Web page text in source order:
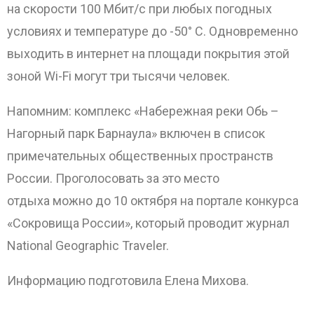
на скорости 100 Мбит/с при любых погодных
условиях и температуре до -50° С. Одновременно
выходить в интернет на площади покрытия этой
зоной Wi-Fi могут три тысячи человек.
Напомним: комплекс «Набережная реки Обь –
Нагорный парк Барнаула» включен в список
примечательных общественных пространств
России. Проголосовать за это место
отдыха можно до 10 октября на портале конкурса
«Сокровища России», который проводит журнал
National Geographic Traveler.
Информацию подготовила Елена Михова.